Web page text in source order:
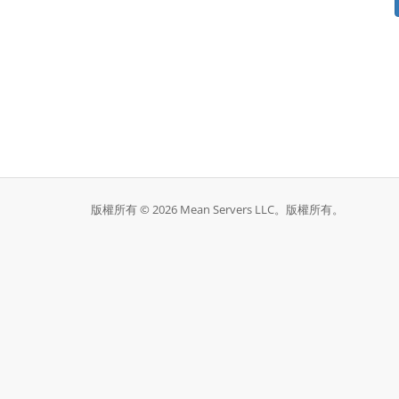
版權所有 © 2026 Mean Servers LLC。版權所有。